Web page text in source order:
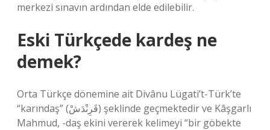
merkezi sınavın ardından elde edilebilir.
Eski Türkçede kardeş ne
demek?
Orta Türkçe dönemine ait Divânu Lügati’t-Türk’te
“karındaş” (قَرِنْدَشْ) şeklinde geçmektedir ve Kâşgarlı
Mahmud, -daş ekini vererek kelimeyi “bir göbekte